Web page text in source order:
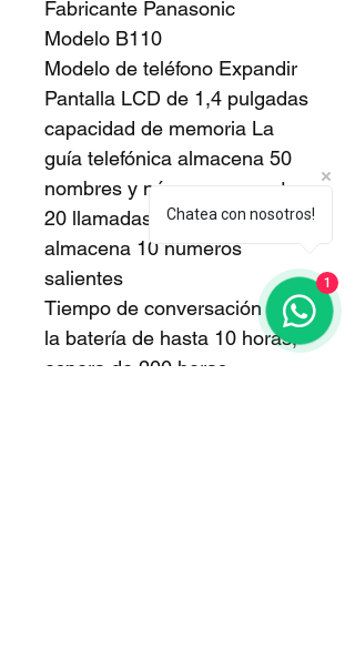
Fabricante Panasonic
Modelo B110
Modelo de teléfono Expandir
Pantalla LCD de 1,4 pulgadas
capacidad de memoria La
guía telefónica almacena 50
nombres y números, muestra
20 llamadas entrantes *,
almacena 10 números
salientes
Tiempo de conversación de
la batería de hasta 10 horas,
espera de 200 horas
Chatea con nosotros!
1